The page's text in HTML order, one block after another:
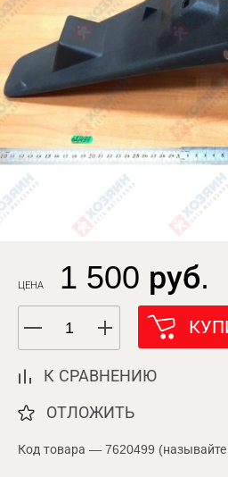
ЦЕНА 1 500 руб.
К СРАВНЕНИЮ
ОТЛОЖИТЬ
Код товара — 7620499 (называйте